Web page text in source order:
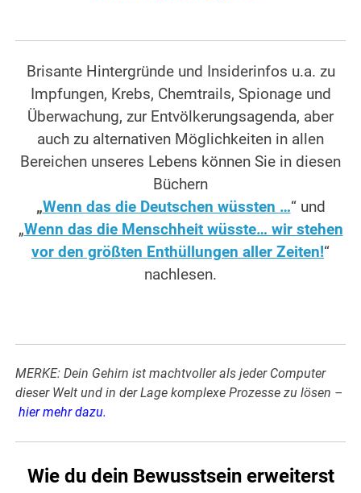
Brisante Hintergründe und Insiderinfos u.a. zu
Impfungen, Krebs, Chemtrails, Spionage und
Überwachung, zur Entvölkerungsagenda, aber
auch zu alternativen Möglichkeiten in allen
Bereichen unseres Lebens können Sie in diesen
Büchern
„Wenn das die Deutschen wüssten …“ und
„Wenn das die Menschheit wüsste… wir stehen
vor den größten Enthüllungen aller Zeiten!“
nachlesen.
MERKE: Dein Gehirn ist machtvoller als jeder Computer
dieser Welt und in der Lage komplexe Prozesse zu lösen –
hier mehr dazu.
Wie du dein Bewusstsein erweiterst